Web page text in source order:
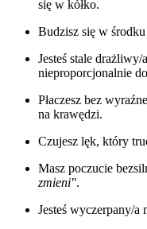
się w kółko.
Budzisz się w
Jesteś stale
nieproporcjonalnie
Płaczesz bez
na krawędzi.
Czujesz lęk, który
Masz poczucie
zmieni".
Jesteś wyczerpany/